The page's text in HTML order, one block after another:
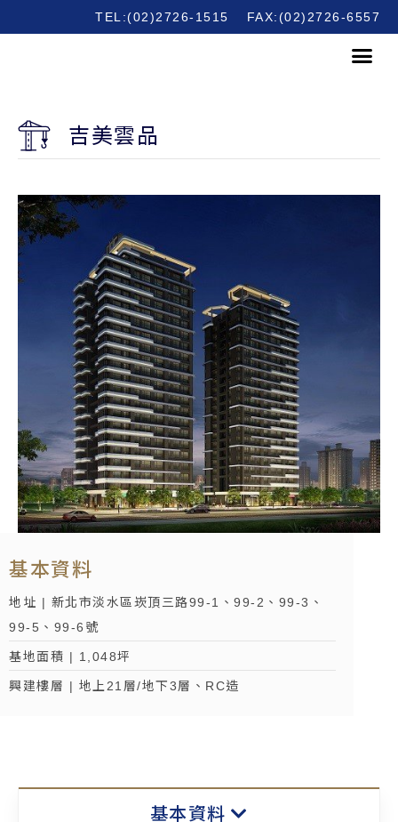
TEL:(02)2726-1515 FAX:(02)2726-6557
吉美雲品
基本資料
地址 | 新北市淡水區崁頂三路99-1、99-2、99-3、
99-5、99-6號
基地面積 | 1,048坪
興建樓層 | 地上21層/地下3層、RC造
基本資料